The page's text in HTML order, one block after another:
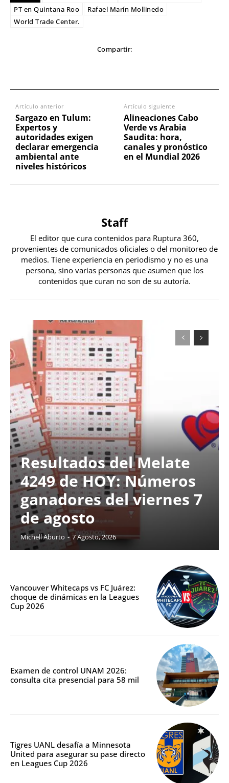
PT en Quintana Roo
Rafael Marín Mollinedo
World Trade Center.
Compartir:
Artículo anterior
Sargazo en Tulum:
Expertos y
autoridades exigen
declarar emergencia
ambiental ante
niveles históricos
Artículo siguiente
Alineaciones Cabo
Verde vs Arabia
Saudita: hora,
canales y pronóstico
en el Mundial 2026
Staff
El editor que cura contenidos para Ruptura 360,
provenientes de comunicados oficiales o del monitoreo de
medios. Tiene experiencia en periodismo y no es una
persona, sino varias personas que asumen que los
contenidos que curan no son de su autoría.
Resultados del Melate
4249 de HOY: Números
ganadores del viernes 7
de agosto
Michell Aburto - 7 Agosto, 2026
Vancouver Whitecaps vs FC Juárez:
choque de dinámicas en la Leagues
Cup 2026
Examen de control UNAM 2026:
consulta cita presencial para 58 mil
Tigres UANL desafía a Minnesota
United para asegurar su pase directo
en Leagues Cup 2026